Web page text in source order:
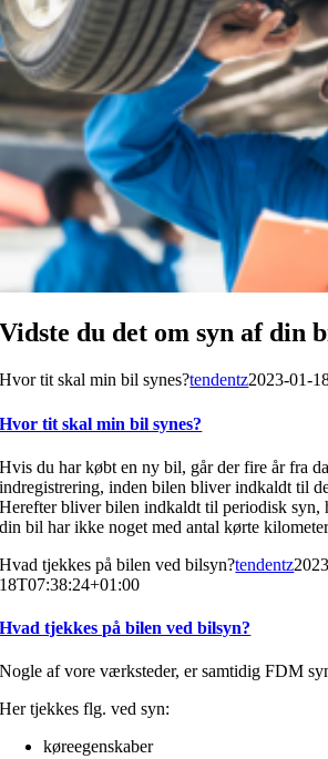
Vidste du det om syn af din
Hvor tit skal min bil synes?tendentz2023-01-
Hvor tit skal min bil synes?
Hvis du har købt en ny bil, går der fire år fra
indregistrering, inden bilen bliver indkaldt til
Herefter bliver bilen indkaldt til periodisk syn,
din bil har ikke noget med antal kørte
Hvad tjekkes på bilen ved bilsyn?tendentz
18T07:38:24+01:00
Hvad tjekkes på bilen ved bilsyn?
Nogle af vore værksteder, er samtidig FDM
Her tjekkes flg. ved syn:
køreegenskaber